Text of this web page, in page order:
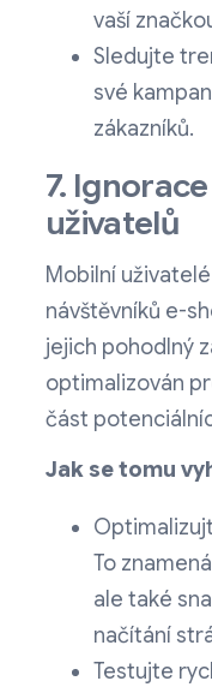
vaší
Sledujte
své
zákazníků.
7.
uživatelů
Mobilní
návštěvníků e-
jejich pohodlný
optimalizován
část
Jak se tomu
To
ale také
načítání
Testujte